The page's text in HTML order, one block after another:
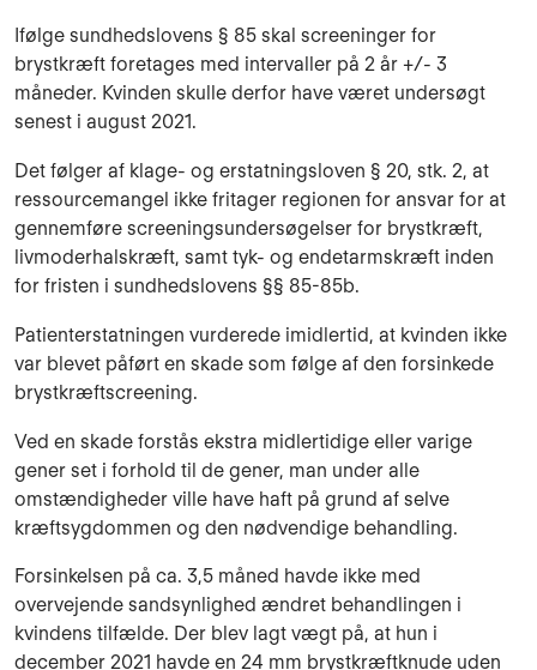
Ifølge sundhedslovens § 85 skal screeninger for
brystkræft foretages med intervaller på 2 år +/- 3
måneder. Kvinden skulle derfor have været undersøgt
senest i august 2021.
Det følger af klage- og erstatningsloven § 20, stk. 2, at
ressourcemangel ikke fritager regionen for ansvar for at
gennemføre screeningsundersøgelser for brystkræft,
livmoderhalskræft, samt tyk- og endetarmskræft inden
for fristen i sundhedslovens §§ 85-85b.
Patienterstatningen vurderede imidlertid, at kvinden ikke
var blevet påført en skade som følge af den forsinkede
brystkræftscreening.
Ved en skade forstås ekstra midlertidige eller varige
gener set i forhold til de gener, man under alle
omstændigheder ville have haft på grund af selve
kræftsygdommen og den nødvendige behandling.
Forsinkelsen på ca. 3,5 måned havde ikke med
overvejende sandsynlighed ændret behandlingen i
kvindens tilfælde. Der blev lagt vægt på, at hun i
december 2021 havde en 24 mm brystkræftknude uden